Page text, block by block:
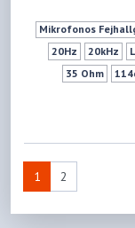
Mikrofonos
20Hz
20kHz
35 Ohm
1 2